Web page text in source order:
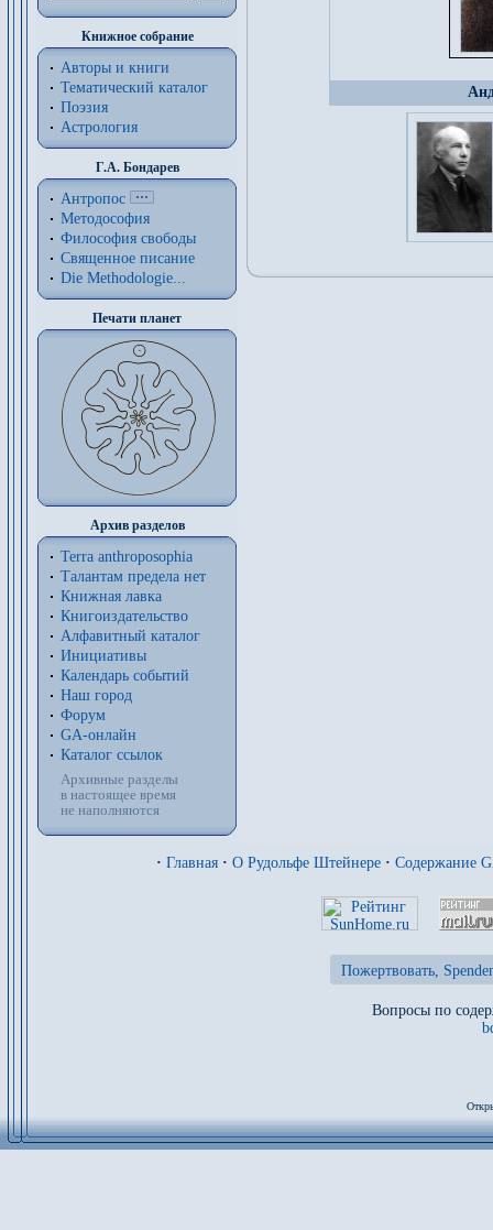
Книжное собрание
Авторы и книги
Тематический каталог
Поэзия
Астрология
Г.А. Бондарев
Антропос
Методософия
Философия cвободы
Священное писание
Die Methodologie...
Печати планет
Архив разделов
Terra anthroposophia
Талантам предела нет
Книжная лавка
Книгоиздательство
Алфавитный каталог
Инициативы
Календарь событий
Наш город
Форум
GA-онлайн
Каталог ссылок
Архивные разделы
в настоящее время
не наполняются
· Главная · О Рудольфе Штейнере · Содержание
Пожертвовать,
Вопросы по